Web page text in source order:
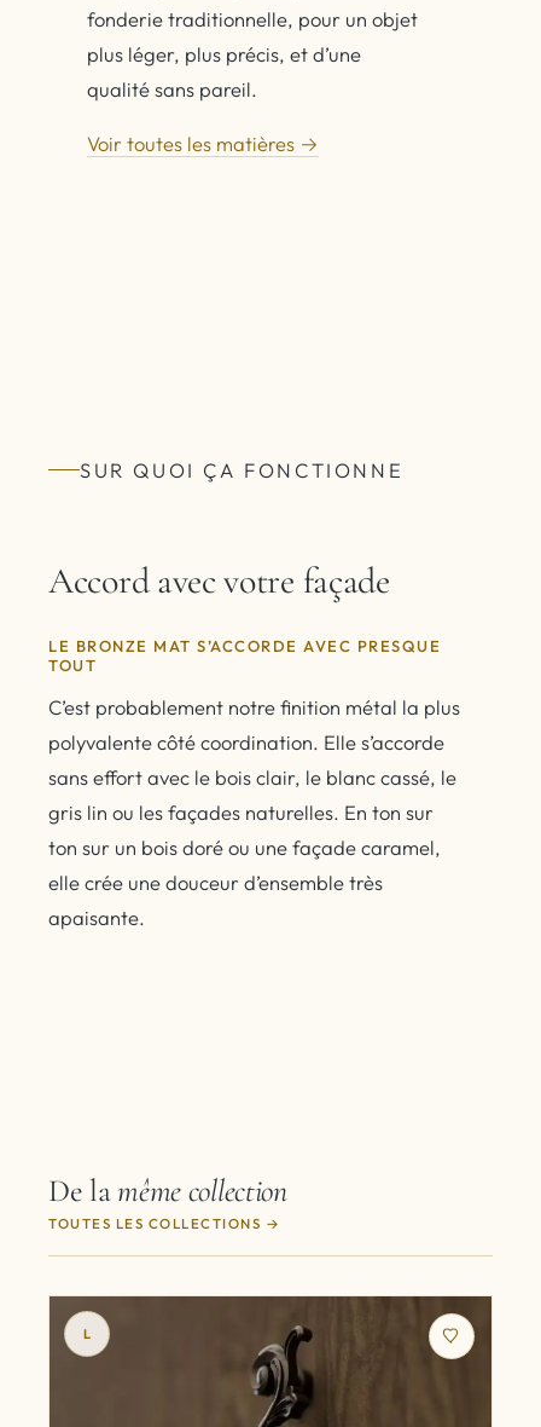
fonderie traditionnelle, pour un objet
plus léger, plus précis, et d’une
qualité sans pareil.
Voir toutes les matières →
SUR QUOI ÇA FONCTIONNE
Accord avec votre façade
LE BRONZE MAT S’ACCORDE AVEC PRESQUE
TOUT
C’est probablement notre finition métal la plus
polyvalente côté coordination. Elle s’accorde
sans effort avec le bois clair, le blanc cassé, le
gris lin ou les façades naturelles. En ton sur
ton sur un bois doré ou une façade caramel,
elle crée une douceur d’ensemble très
apaisante.
De lamême collection
TOUTES LES COLLECTIONS
L